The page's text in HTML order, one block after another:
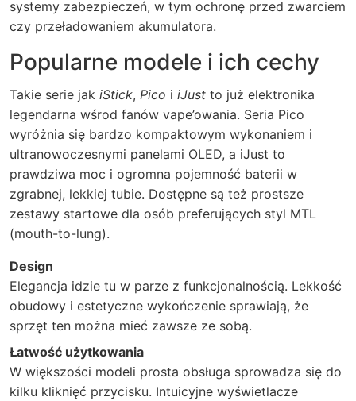
systemy zabezpieczeń, w tym ochronę przed zwarciem
czy przeładowaniem akumulatora.
Popularne modele i ich cechy
Takie serie jak iStick, Pico i iJust to już elektronika
legendarna wśrod fanów vape’owania. Seria Pico
wyróżnia się bardzo kompaktowym wykonaniem i
ultranowoczesnymi panelami OLED, a iJust to
prawdziwa moc i ogromna pojemność baterii w
zgrabnej, lekkiej tubie. Dostępne są też prostsze
zestawy startowe dla osób preferujących styl MTL
(mouth-to-lung).
Design
Elegancja idzie tu w parze z funkcjonalnością. Lekkość
obudowy i estetyczne wykończenie sprawiają, że
sprzęt ten można mieć zawsze ze sobą.
Łatwość użytkowania
W większości modeli prosta obsługa sprowadza się do
kilku kliknięć przycisku. Intuicyjne wyświetlacze